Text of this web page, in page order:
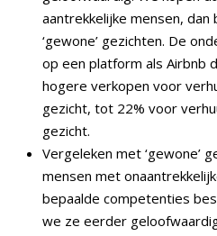
aantrekkelijke mensen,
‘gewone’ gezichten. De
op een platform als Airbnb
hogere verkopen voor
gezicht, tot 22% voor
gezicht.
Vergeleken met ‘gewone’
mensen met
bepaalde competenties
we ze eerder